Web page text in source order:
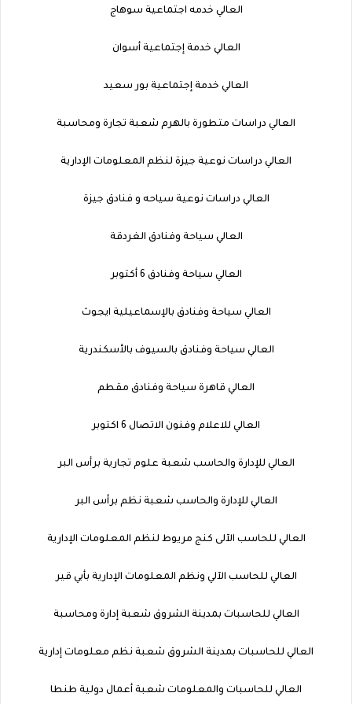
العالي خدمه اجتماعية سوهاج
العالي خدمة إجتماعية أسوان
العالي خدمة إجتماعية بور سعيد
العالي دراسات متطورة بالهرم شعبة تجارة ومحاسبة
العالي دراسات نوعية جيزة لنظم المعلومات الإدارية
العالي دراسات نوعية سياحه و فنادق جيزة
العالي سياحة وفنادق الغردقة
العالي سياحة وفنادق 6 أكتوبر
العالي سياحة وفنادق بالإسماعيلية ايجوث
العالي سياحة وفنادق بالسيوف بالأسكندرية
العالي قاهرة سياحة وفنادق مقطم
العالي للاعلام وفنون الاتصال 6 اكتوبر
العالي للإدارة والحاسب شعبة علوم تجارية برأس البر
العالي للإدارة والحاسب شعبة نظم برأس البر
العالي للحاسب الآلى كنج مريوط لنظم المعلومات الإدارية
العالي للحاسب الآلي ونظم المعلومات الإدارية بأبي قير
العالي للحاسبات بمدينة الشروق شعبة إدارة ومحاسبة
العالي للحاسبات بمدينة الشروق شعبة نظم معلومات إدارية
العالي للحاسبات والمعلومات شعبة أعمال دولية طنطا